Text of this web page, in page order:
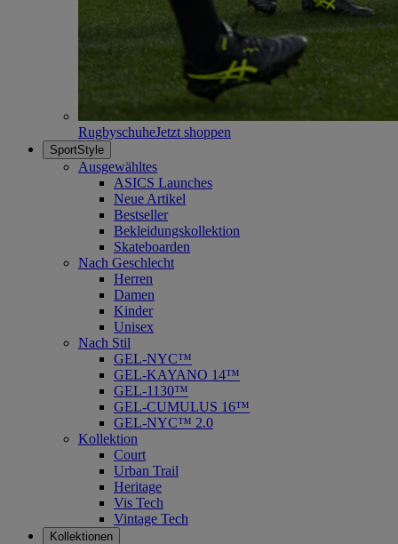
RugbyschuheJetzt shoppen
SportStyle
Ausgewähltes
ASICS Launches
Neue Artikel
Bestseller
Bekleidungskollektion
Skateboarden
Nach Geschlecht
Herren
Damen
Kinder
Unisex
Nach Stil
GEL-NYC™
GEL-KAYANO 14™
GEL-1130™
GEL-CUMULUS 16™
GEL-NYC™ 2.0
Kollektion
Court
Urban Trail
Heritage
Vis Tech
Vintage Tech
Kollektionen